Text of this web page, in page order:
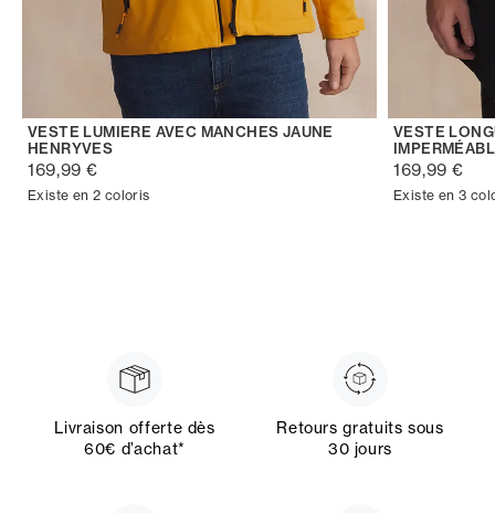
VESTE LUMIERE AVEC MANCHES JAUNE
HENRYVES
169,99 €
Existe en 2 coloris
VESTE
169,99 €
Existe en 3
Livraison offerte dès
60€ d’achat*
Retours gratuits sous
30 jours